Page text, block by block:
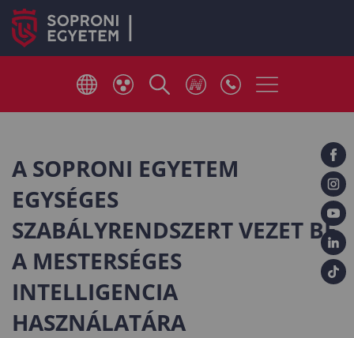
A SOPRONI EGYETEM
EGYSÉGES
SZABÁLYRENDSZERT VEZET BE
A MESTERSÉGES
INTELLIGENCIA
HASZNÁLATÁRA